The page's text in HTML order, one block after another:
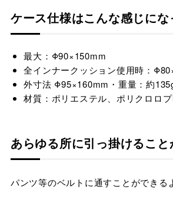
ケース仕様はこんな感じにな
最大：Φ90×150mm
全インナークッション使用時：
外寸法 Φ95×160mm・重量：約
材質：ポリエステル、ポリクロロ
あらゆる所に引っ掛けること
パンツ等のベルトに通すことができる